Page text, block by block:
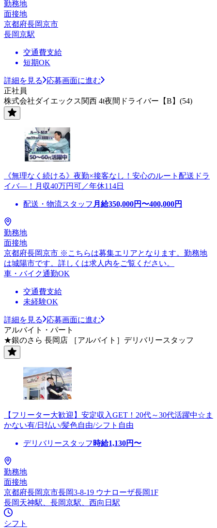
勤務地
面接地
京都府長岡京市
長岡京駅
交通費支給
短期OK
詳細を見る
応募画面に進む
正社員
株式会社ダイエックス関西 4t夜間ドライバー【B】(54)
《無理なく続ける》夜勤×接客なし！安心のルート配送ドラ
イバ―！月収40万円可／年休114日
配送・物流スタッフ 月給350,000円〜400,000円
勤務地
面接地
京都府長岡京市 ※こちらは募集エリアとなります。勤務地
は城陽市です。詳しくは求人内をご覧ください。
車・バイク通勤OK
交通費支給
未経験OK
詳細を見る
応募画面に進む
アルバイト・パート
★銀のさら 長岡店 ［アルバイト］デリバリースタッフ
【フリーター大歓迎】安定収入GET！20代～30代活躍中☆ま
かない有/日払い/髪色自由/シフト自由
デリバリースタッフ 時給1,130円〜
勤務地
面接地
京都府長岡京市長岡3-8-19 ウナローザ長岡1F
長岡天神駅、長岡京駅、西向日駅
シフト